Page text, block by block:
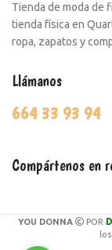
Tienda de moda de
tienda física en
ropa, zapatos y
Llámanos
664 33 93 94
Compártenos en
YOU DONNA POR